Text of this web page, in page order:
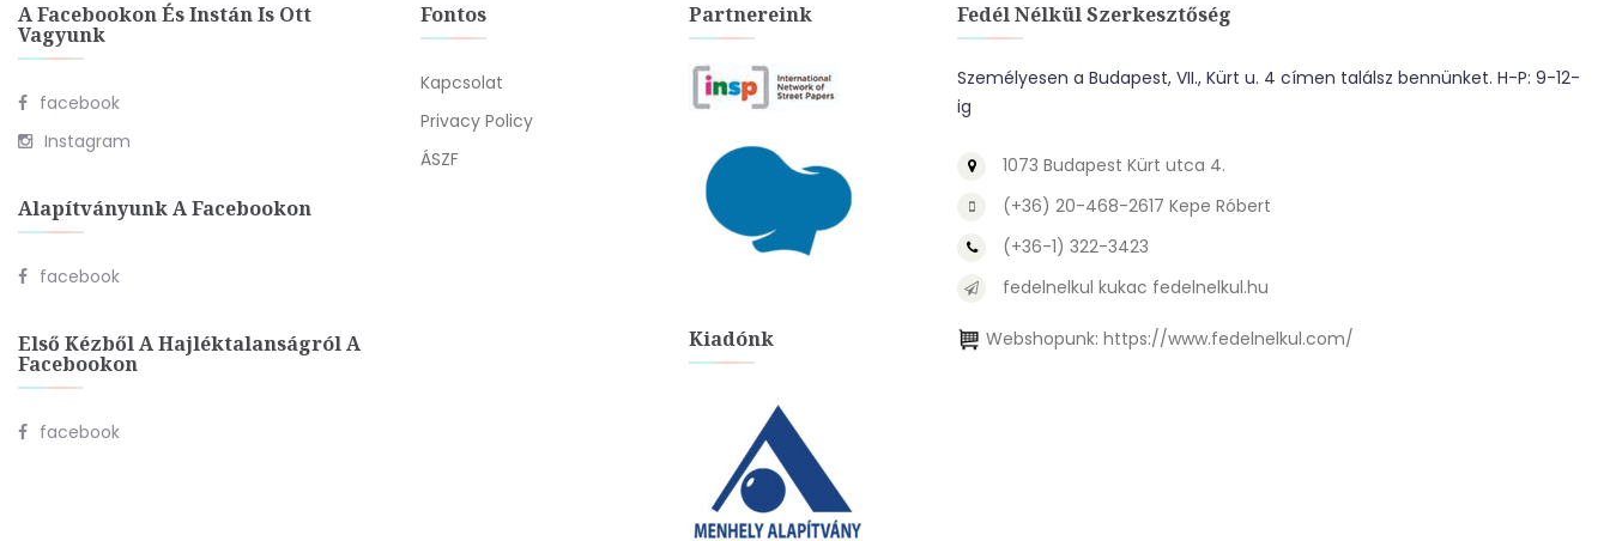
A Facebookon És Instán Is Ott
Vagyunk
facebook
Instagram
Alapítványunk A Facebookon
facebook
Első Kézből A Hajléktalanságról A
Facebookon
facebook
Fontos
Kapcsolat
Privacy Policy
ÁSZF
Partnereink
Kiadónk
Fedél Nélkül Szerkesztőség
Személyesen a Budapest, VII., Kürt u. 4 címen találsz bennünket. H-P: 9-12-
ig
1073 Budapest Kürt utca 4.
(+36) 20-468-2617 Kepe Róbert
(+36-1) 322-3423
fedelnelkul kukac fedelnelkul.hu
Webshopunk: https://www.fedelnelkul.com/